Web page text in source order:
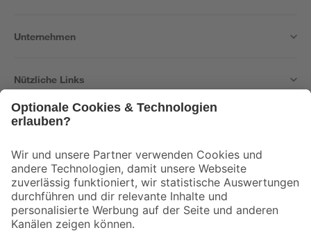
Unternehmen
Nützliche Links
Der toom Newsletter: Keine Angebote und Aktionen mehr verpassen!
Zur Newsletter Anmeldung
Folge uns